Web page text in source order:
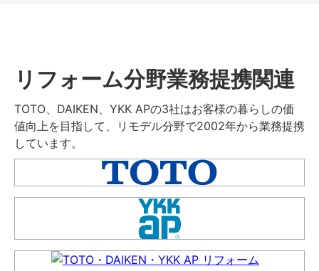
リフォーム分野業務提携関連
TOTO、DAIKEN、YKK APの3社はお客様の暮らしの価
値向上を目指して、リモデル分野で2002年から業務提携
しています。